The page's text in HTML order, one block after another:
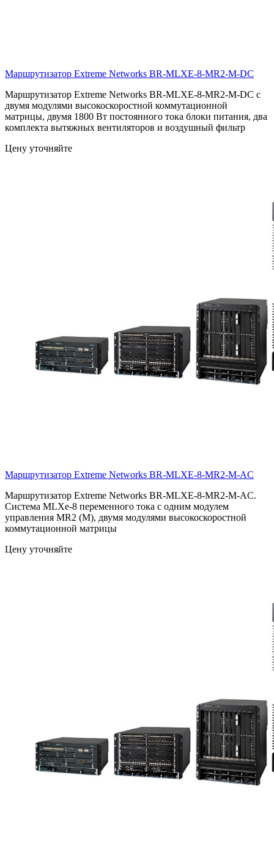
Маршрутизатор Extreme Networks BR-MLXE-8-MR2-M-DC
Маршрутизатор Extreme Networks BR-MLXE-8-MR2-M-DC с
двумя модулями высокоскоростной коммутационной
матрицы, двумя 1800 Вт постоянного тока блоки питания, два
комплекта вытяжных вентиляторов и воздушный фильтр
Цену уточняйте
Маршрутизатор Extreme Networks BR-MLXE-8-MR2-M-AC
Маршрутизатор Extreme Networks BR-MLXE-8-MR2-M-AC.
Система MLXe-8 переменного тока с одним модулем
управления MR2 (M), двумя модулями высокоскоростной
коммутационной матрицы
Цену уточняйте